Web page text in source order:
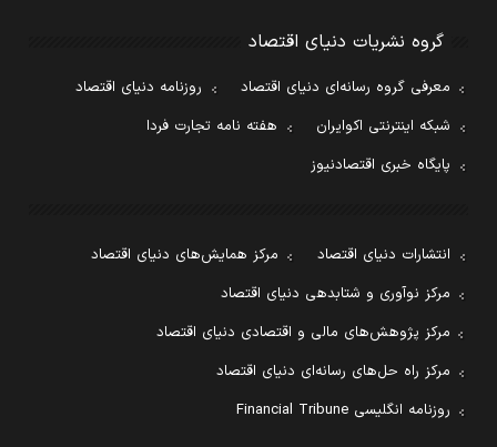
گروه نشریات دنیای اقتصاد
معرفی گروه رسانه‌ای دنیای اقتصاد
روزنامه دنیای اقتصاد
شبکه اینترنتی اکوایران
هفته نامه تجارت فردا
پایگاه خبری اقتصادنیوز
انتشارات دنیای اقتصاد
مرکز همایش‌های دنیای اقتصاد
مرکز نوآوری و شتابدهی دنیای اقتصاد
مرکز پژوهش‌های مالی و اقتصادی دنیای اقتصاد
مرکز راه حل‌های رسانه‌ای دنیای اقتصاد
روزنامه انگلیسی Financial Tribune